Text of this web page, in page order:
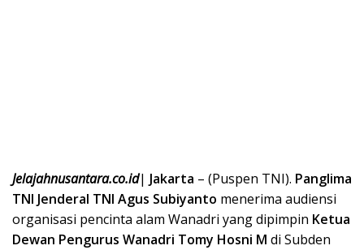
Jelajahnusantara.co.id| Jakarta – (Puspen TNI). Panglima
TNI Jenderal TNI Agus Subiyanto menerima audiensi
organisasi pencinta alam Wanadri yang dipimpin Ketua
Dewan Pengurus Wanadri Tomy Hosni M di Subden